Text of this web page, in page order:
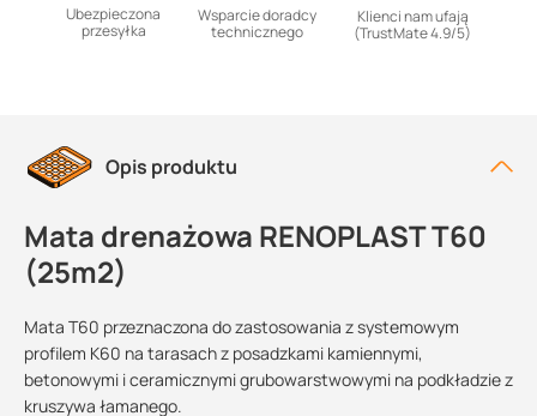
Ubezpieczona
przesyłka
Wsparcie doradcy
technicznego
Klienci nam ufają
(TrustMate 4.9/5)
Opis produktu
Mata drenażowa RENOPLAST T60
(25m2)
Mata T60 przeznaczona do zastosowania z systemowym
profilem K60 na tarasach z posadzkami kamiennymi,
betonowymi i ceramicznymi grubowarstwowymi na podkładzie z
kruszywa łamanego.